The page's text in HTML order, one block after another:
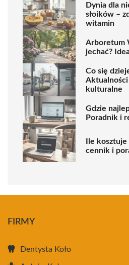
Dynia dla
słoików –
witamin
Arboretum
jechać?
Co się
kulturalne
Gdzie
Poradnik i
Ile
cennik i
FIRMY
Dentysta Koło